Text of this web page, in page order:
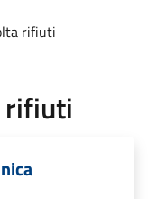
rifiuti
rifiuti